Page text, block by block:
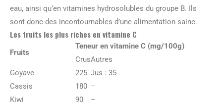
eau, ainsi qu’en vitamines hydrosolubles du groupe B. Ils
sont donc des incontournables d’une alimentation saine.
Les fruits les plus riches en vitamine C
Fruits
Teneur en vitamine C (mg/100g)
CrusAutres
Goyave
225 Jus : 35
Cassis
180 –
Kiwi
90
–